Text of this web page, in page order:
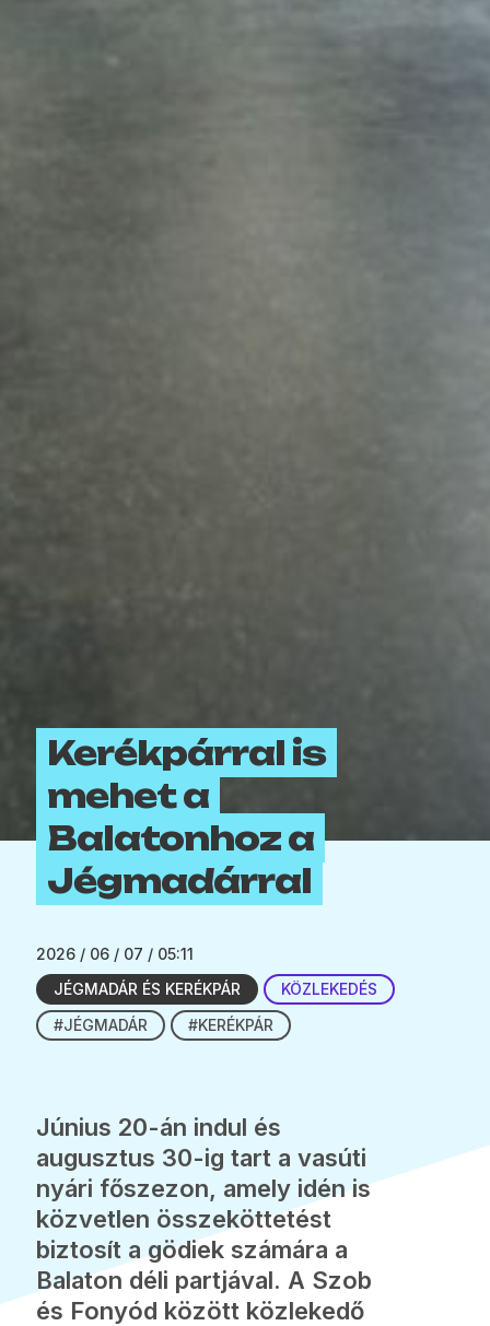
Kerékpárral is
mehet a
Balatonhoz a
Jégmadárral
2026 / 06 / 07 / 05:11
JÉGMADÁR ÉS KERÉKPÁR
KÖZLEKEDÉS
#JÉGMADÁR
#KERÉKPÁR
Június 20-án indul és
augusztus 30-ig tart a vasúti
nyári főszezon, amely idén is
közvetlen összeköttetést
biztosít a gödiek számára a
Balaton déli partjával. A Szob
és Fonyód között közlekedő